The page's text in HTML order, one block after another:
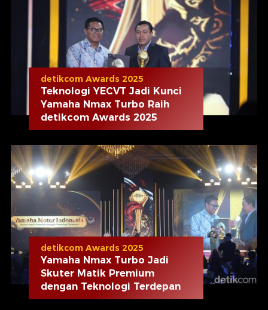
detikcom Awards 2025
Teknologi YECVT Jadi Kunci
Yamaha Nmax Turbo Raih
detikcom Awards 2025
detikcom Awards 2025
Yamaha Nmax Turbo Jadi
Skuter Matik Premium
dengan Teknologi Terdepan